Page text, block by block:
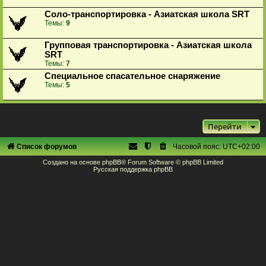
Соло-транспортировка - Азиатская школа SRT
Темы: 9
Групповая транспортировка - Азиатская школа
SRT
Темы: 7
Специальное спасательное снаряжение
Темы: 5
Перейти
Список форумов Часовой пояс:UTC+02:00
Создано на основе phpBB® Forum Software © phpBB Limited
Русская поддержка phpBB